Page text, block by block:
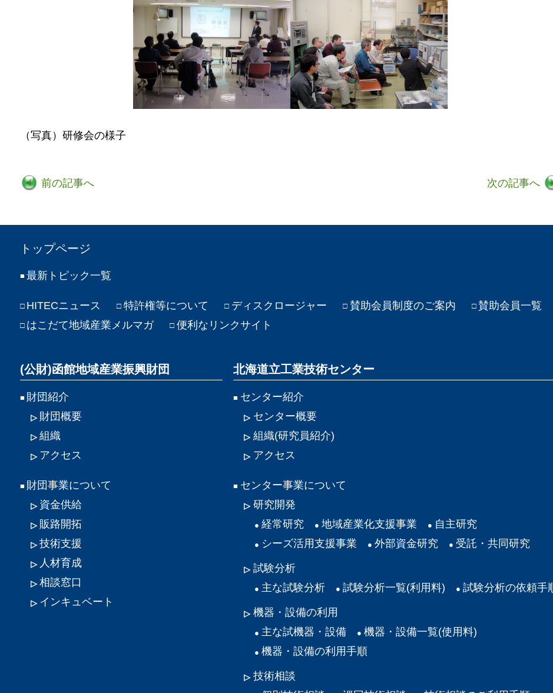
（写真）研修会の様子
前の記事へ 次の記事へ
トップページ
最新トピック一覧
HITECニュース 特許権等について ディスクロージャー 賛助会員制度のご案内 賛助会員一覧
はこだて地域産業メルマガ
便利なリンクサイト
(公財)函館地域産業振興財団
財団紹介
財団概要
組織
アクセス
財団事業について
資金供給
販路開拓
技術支援
人材育成
相談窓口
インキュベート
北海道立工業技術センター
センター紹介
センター概要
組織(研究員紹介)
アクセス
センター事業について
研究開発
経常研究
地域産業化支援事業
自主研究
シーズ活用支援事業
外部資金研究 受託・共同研究
試験分析
主な試験分析
試験分析一覧(利用料) 試験分析の依頼手
機器・設備の利用
主な試機器・設備
機器・設備一覧(使用料)
機器・設備の利用手順
技術相談